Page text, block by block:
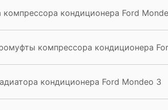
кондиционера Ford
компрессора кондиционера
кондиционера Ford Mondeo 3